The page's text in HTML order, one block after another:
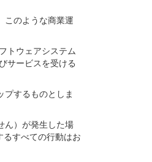
このような商業運
トウェアシステム
サービスを受ける
プするものとしま
ん）が発生した場
すべての行動はお